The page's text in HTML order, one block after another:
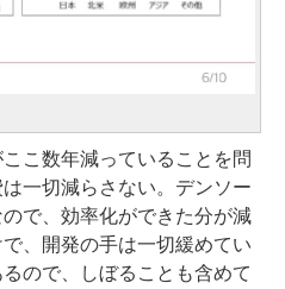
こ数年減っていることを問
一切減らさない。デンソー
で、効率化ができた分が減
、開発の手は一切緩めてい
ので、しぼることも含めて